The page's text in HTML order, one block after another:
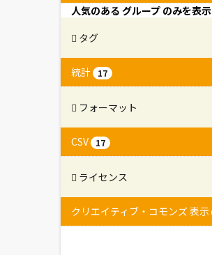
人気のある グループ のみを表示
タグ
統計 17
フォーマット
CSV 17
ライセンス
クリエイティブ・コモンズ 表示